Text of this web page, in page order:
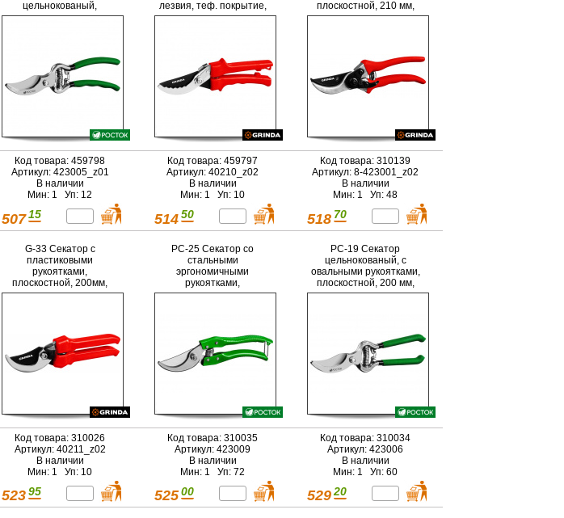
цельнокованый,
покрытие ПВХ (423005)
Код товара: 459798
Артикул: 423005_z01
В наличии
Мин: 1 Уп: 12
507 15
лезвия, теф. покрытие,
зубцы на лезвии (40210)
Код товара: 459797
Артикул: 40210_z02
В наличии
Мин: 1 Уп: 10
514 50
плоскостной, 210 мм,
GRINDA
Код товара: 310139
Артикул: 8-423001_z02
В наличии
Мин: 1 Уп: 48
518 70
G-33 Секатор с
пластиковыми
рукоятками,
плоскостной, 200мм,
GRINDA
Код товара: 310026
Артикул: 40211_z02
В наличии
Мин: 1 Уп: 10
523 95
PC-25 Секатор со
стальными
эргономичными
рукоятками,
плоскостной, 200 мм,
Код товара: 310035
Артикул: 423009
В наличии
Мин: 1 Уп: 72
525 00
PC-19 Секатор
цельнокованый, с
овальными рукоятками,
плоскостной, 200 мм,
РОСТОК
Код товара: 310034
Артикул: 423006
В наличии
Мин: 1 Уп: 60
529 20